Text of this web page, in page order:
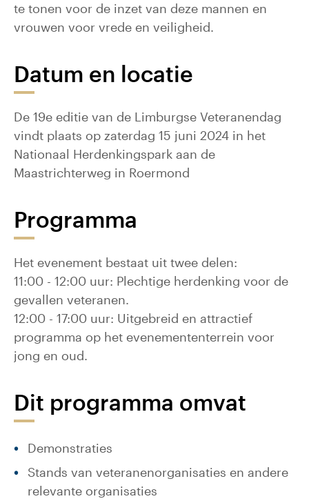
te tonen voor de inzet van deze mannen en
vrouwen voor vrede en veiligheid.
Datum en locatie
De 19e editie van de Limburgse Veteranendag
vindt plaats op zaterdag 15 juni 2024 in het
Nationaal Herdenkingspark aan de
Maastrichterweg in Roermond
Programma
Het evenement bestaat uit twee delen:
11:00 - 12:00 uur: Plechtige herdenking voor de
gevallen veteranen.
12:00 - 17:00 uur: Uitgebreid en attractief
programma op het evenemententerrein voor
jong en oud.
Dit programma omvat
Demonstraties
Stands van veteranenorganisaties en andere
relevante organisaties